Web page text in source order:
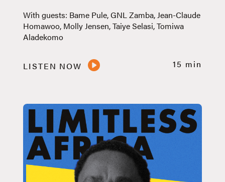
With guests: Bame Pule, GNL Zamba, Jean-Claude
Homawoo, Molly Jensen, Taiye Selasi, Tomiwa
Aladekomo
LISTEN NOW 15 min